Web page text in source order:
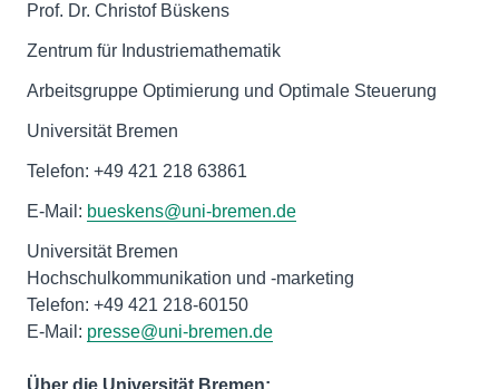
Prof. Dr. Christof Büskens
Zentrum für Industriemathematik
Arbeitsgruppe Optimierung und Optimale Steuerung
Universität Bremen
Telefon: +49 421 218 63861
E-Mail: bueskens@uni-bremen.de
Universität Bremen
Hochschulkommunikation und -marketing
Telefon: +49 421 218-60150
E-Mail: presse@uni-bremen.de